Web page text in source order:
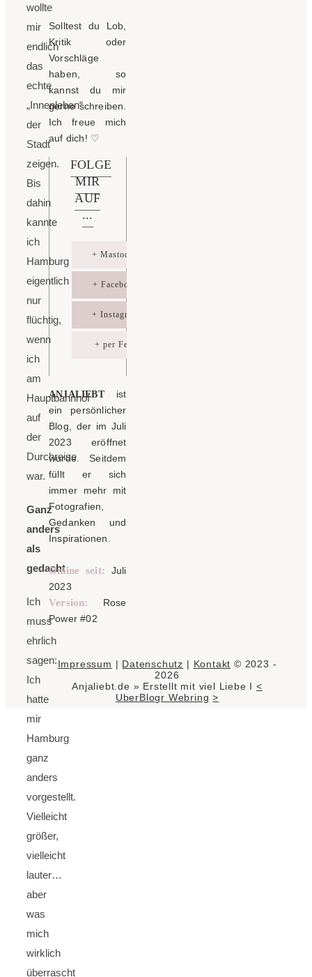
wollte
mir
endlich
das
echte
„Innenleben“
der
Stadt
zeigen.
Bis
dahin
kannte
ich
Hamburg
eigentlich
nur
flüchtig,
wenn
ich
am
Hauptbahnhof
auf
der
Durchreise
war.
Ganz
anders
als
gedacht
Ich
muss
ehrlich
sagen:
Ich
hatte
mir
Hamburg
ganz
anders
vorgestellt.
Vielleicht
größer,
vielleicht
lauter…
aber
was
mich
wirklich
überrascht
Solltest du Lob,
Kritik oder
Vorschläge
haben, so
kannst du mir
gerne schreiben.
Ich freue mich
auf dich! ♡
FOLGE
MIR
AUF
...
+ Mastodon
+ Facebook
+ Instagram
+ per Feed
ANJALIEBTist
ein persönlicher
Blog, der im Juli
2023 eröffnet
wurde. Seitdem
füllt er sich
immer mehr mit
Fotografien,
Gedanken und
Inspirationen.
Online seit: Juli
2023
Version:
Rose
Power #02
Impressum | Datenschutz | Kontakt © 2023 -
2026
Anjaliebt.de » Erstellt mit viel Liebe I <
UberBlogr Webring >